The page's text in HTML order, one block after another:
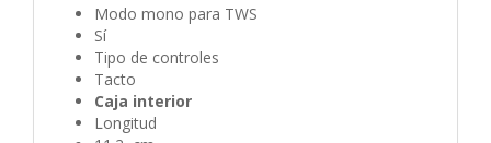
Modo mono para TWS
Sí
Tipo de controles
Tacto
Caja interior
Longitud